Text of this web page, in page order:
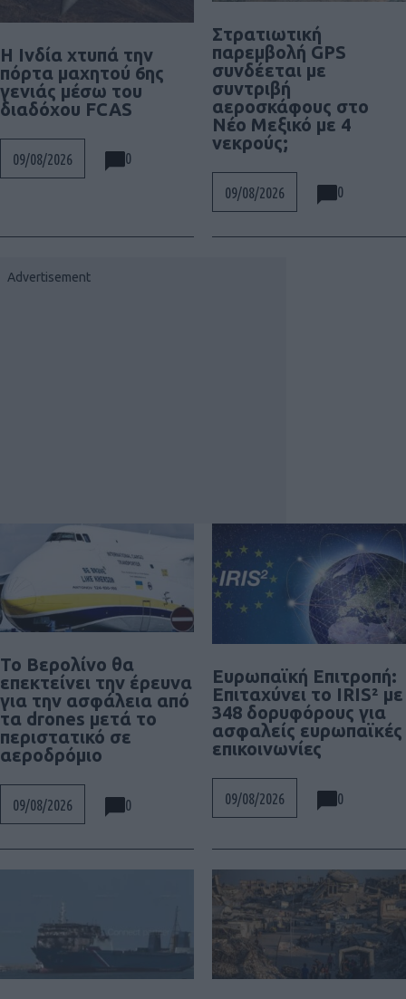
Η Ινδία χτυπά την
πόρτα μαχητού 6ης
γενιάς μέσω του
διαδόχου FCAS
09/08/2026 0
Στρατιωτική
παρεμβολή GPS
συνδέεται με
συντριβή
αεροσκάφους στο
Νέο Μεξικό με 4
νεκρούς;
09/08/2026 0
Το Βερολίνο θα
επεκτείνει την έρευνα
για την ασφάλεια από
τα drones μετά το
περιστατικό σε
αεροδρόμιο
09/08/2026 0
Ευρωπαϊκή Επιτροπή:
Επιταχύνει το IRIS² με
348 δορυφόρους για
ασφαλείς ευρωπαϊκές
επικοινωνίες
09/08/2026 0